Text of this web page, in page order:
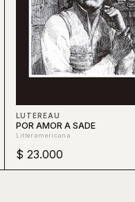
LUTEREAU
POR AMOR A SADE
Litteramericana
$ 23.000